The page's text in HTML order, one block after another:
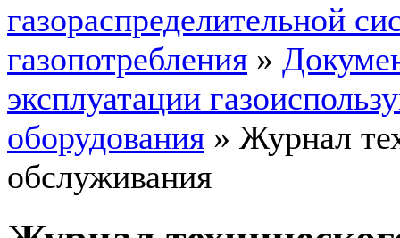
газораспределительной
газопотребления »
эксплуатации
оборудования » Журнал
обслуживания